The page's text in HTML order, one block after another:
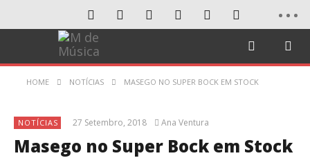
HOME NOTÍCIAS MASEGO NO SUPER BOCK EM STOCK
NOTÍCIAS 27 Setembro, 2018 Ana Ventura
Masego no Super Bock em Stock